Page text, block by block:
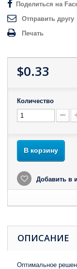
Поделиться на
Отправить другу
Печать
$0.33
Количество
В корзину
Добавить в
ОПИСАНИЕ
Оптимальное